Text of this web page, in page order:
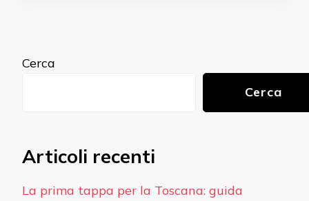
Cerca
Cerca
Articoli recenti
La prima tappa per la Toscana: guida